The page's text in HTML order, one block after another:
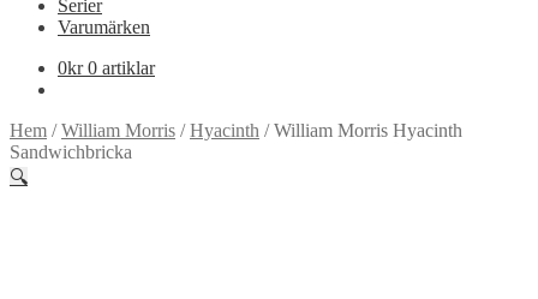
Serier
Varumärken
0kr 0 artiklar
Hem /William Morris /Hyacinth /William Morris Hyacinth
Sandwichbricka
🔍